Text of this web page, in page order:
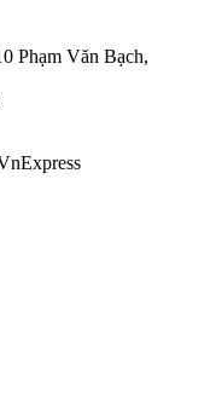
Phạm Văn Bạch,